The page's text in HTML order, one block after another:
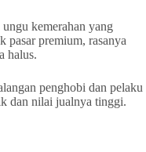
kemerahan yang
pasar premium, rasanya
halus.
penghobi dan pelaku
dan nilai jualnya tinggi.